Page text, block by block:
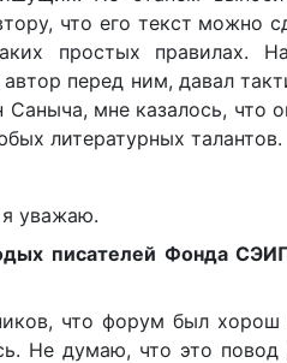
что его текст можно
простых правилах.
автор перед ним, давал
мне казалось,
литературных талантов.
я уважаю.
писателей Фонда
что форум был
Не думаю, что это повод